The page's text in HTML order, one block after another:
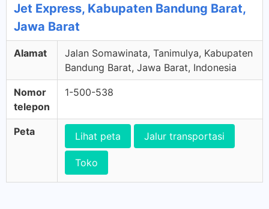
Jet Express, Kabupaten Bandung Barat,
Jawa Barat
Alamat
Jalan Somawinata, Tanimulya, Kabupaten
Bandung Barat, Jawa Barat, Indonesia
Nomor
telepon
1-500-538
Peta Lihat peta Jalur transportasi
Toko